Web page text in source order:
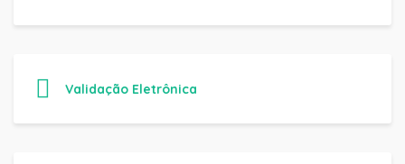
Validação Eletrônica